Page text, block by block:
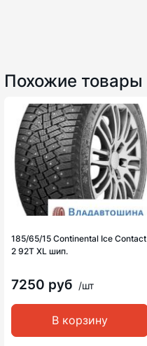
Похожие товары
185/65/15 Continental Ice Contact
2 92T XL шип.
7250 руб /шт
В корзину